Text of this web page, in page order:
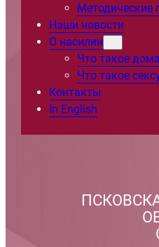
Методические
Наши новости
О насилии
Что такое
Что такое
Контакты
In English